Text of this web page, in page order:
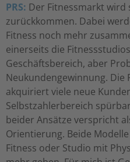
PRS: Der Fitnessmarkt wird
zurückkommen. Dabei
Fitness noch mehr
einerseits die
Geschäftsbereich, aber
Neukundengewinnung.
akquiriert viele neue
Selbstzahlerbereich
beider Ansätze verspricht
Orientierung. Beide
Fitness oder Studio mit